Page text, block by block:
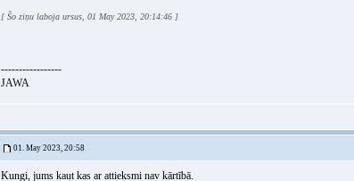
[ Šo ziņu laboja ursus, 01 May 2023, 20:14:46 ]
-----------------
JAWA
01. May 2023, 20:58
Kungi, jums kaut kas ar attieksmi nav kārtībā.